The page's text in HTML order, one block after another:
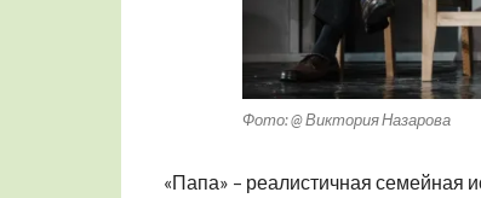
Фото: @ Виктория Назарова
«Папа» – реалистичная семейная